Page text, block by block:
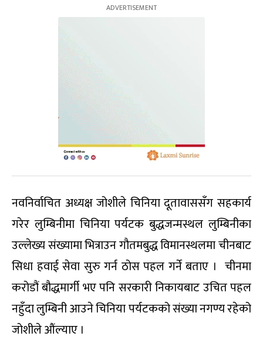
नवनिर्वाचित अध्यक्ष जोशीले चिनिया दूतावाससँग सहकार्य
गरेर लुम्बिनीमा चिनिया पर्यटक बुद्धजन्मस्थल लुम्बिनीका
उल्लेख्य संख्यामा भित्राउन गौतमबुद्ध विमानस्थलमा चीनबाट
सिधा हवाई सेवा सुरु गर्न ठोस पहल गर्ने बताए । चीनमा
करोडौं बौद्धमार्गी भए पनि सरकारी निकायबाट उचित पहल
नहुँदा लुम्बिनी आउने चिनिया पर्यटकको संख्या नगण्य रहेको
जोशीले औंल्याए ।